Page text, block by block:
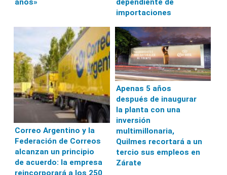
años»
dependiente de
importaciones
Correo Argentino y la
Federación de Correos
alcanzan un principio
de acuerdo: la empresa
reincorporará a los 250
Apenas 5 años
después de inaugurar
la planta con una
inversión
multimillonaria,
Quilmes recortará a un
tercio sus empleos en
Zárate